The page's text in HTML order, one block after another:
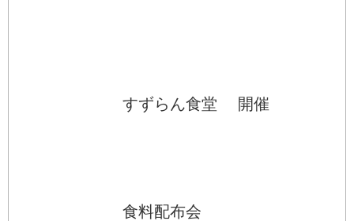
すずらん食堂 開催
食料配布会